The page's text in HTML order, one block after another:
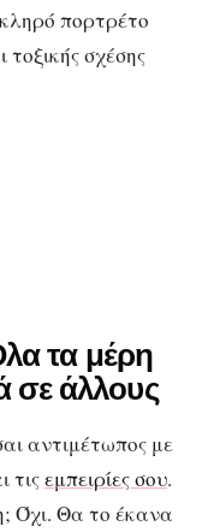
πορτρέτο
τοξικής σχέσης
τα μέρη
σε άλλους
αντιμέτωπος με
τιςεμπειρίες σου.
Όχι. Θα το έκανα